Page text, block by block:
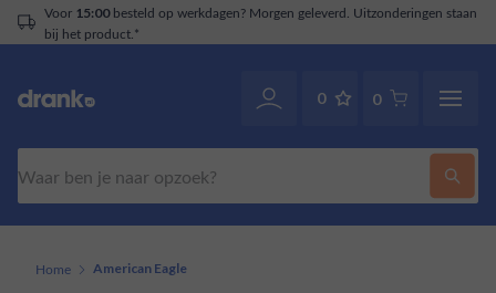
Voor 15:00besteld op werkdagen? Morgen geleverd. Uitzonderingen staan
bij het product.*
0 0
Home American Eagle